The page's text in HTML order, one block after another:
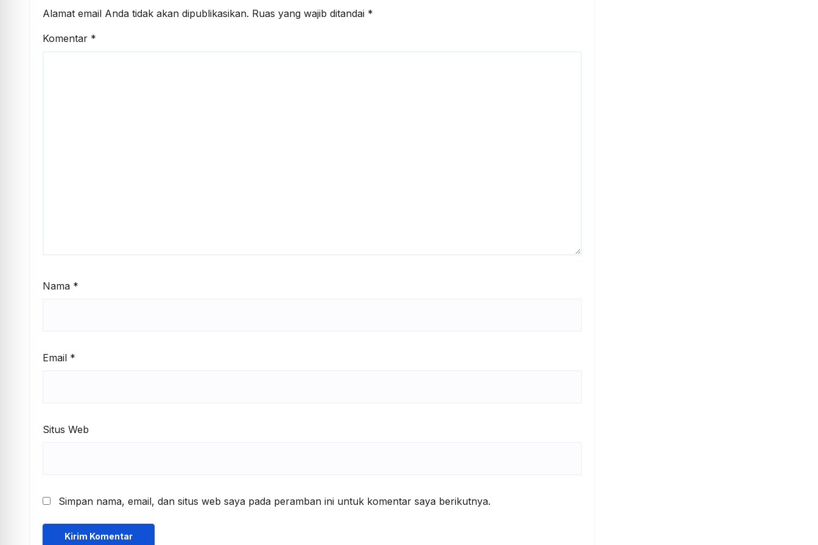
Alamat email Anda tidak akan dipublikasikan. Ruas yang wajib ditandai *
Komentar *
Nama *
Email *
Situs Web
Simpan nama, email, dan situs web saya pada peramban ini untuk komentar saya berikutnya.